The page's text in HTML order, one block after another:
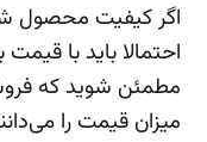
اگر کیفیت محصول
احتمالا باید با قیمت
مطمئن شوید که
میزان قیمت را